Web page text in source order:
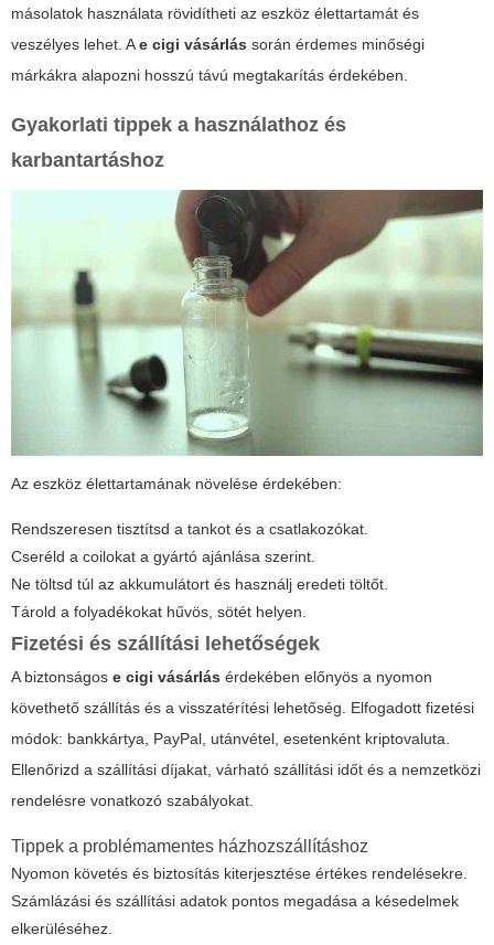
másolatok használata rövidítheti az eszköz élettartamát és
veszélyes lehet. Ae cigi vásárlás során érdemes minőségi
márkákra alapozni hosszú távú megtakarítás érdekében.
Gyakorlati tippek a használathoz és
karbantartáshoz
Az eszköz élettartamának növelése érdekében:
Rendszeresen tisztítsd a tankot és a csatlakozókat.
Cseréld a coilokat a gyártó ajánlása szerint.
Ne töltsd túl az akkumulátort és használj eredeti töltőt.
Tárold a folyadékokat hűvös, sötét helyen.
Fizetési és szállítási lehetőségek
A biztonságos e cigi vásárlás érdekében előnyös a nyomon
követhető szállítás és a visszatérítési lehetőség. Elfogadott fizetési
módok: bankkártya, PayPal, utánvétel, esetenként kriptovaluta.
Ellenőrizd a szállítási díjakat, várható szállítási időt és a nemzetközi
rendelésre vonatkozó szabályokat.
Tippek a problémamentes házhozszállításhoz
Nyomon követés és biztosítás kiterjesztése értékes rendelésekre.
Számlázási és szállítási adatok pontos megadása a késedelmek
elkerüléséhez.